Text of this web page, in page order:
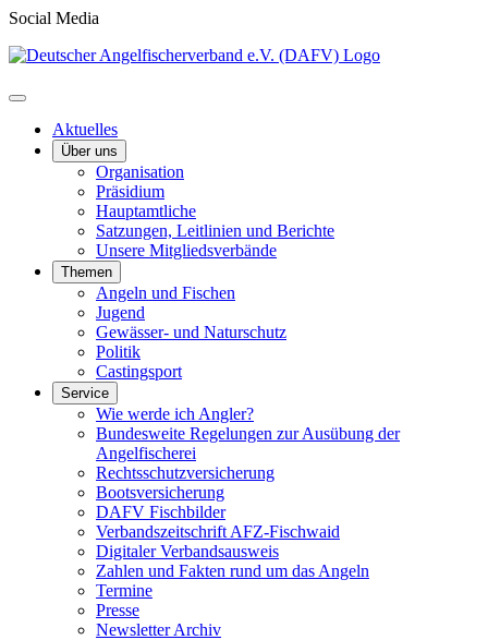
Social Media
Aktuelles
Über uns
Organisation
Präsidium
Hauptamtliche
Satzungen, Leitlinien und Berichte
Unsere Mitgliedsverbände
Themen
Angeln und Fischen
Jugend
Gewässer- und Naturschutz
Politik
Castingsport
Service
Wie werde ich Angler?
Bundesweite Regelungen zur Ausübung der
Angelfischerei
Rechtsschutzversicherung
Bootsversicherung
DAFV Fischbilder
Verbandszeitschrift AFZ-Fischwaid
Digitaler Verbandsausweis
Zahlen und Fakten rund um das Angeln
Termine
Presse
Newsletter Archiv